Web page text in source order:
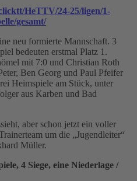
HeTTV/24-25/ligen/1-
gesamt/
neu formierte Mannschaft. 3
bedeuten erstmal Platz 1.
mit 7:0 und Christian Roth
Ben Georg und Paul Pfeifer
Heimspiele am Stück, unter
aus Karben und Bad
aber schon jetzt ein voller
um die „Jugendleiter“
Müller.
4 Siege, eine Niederlage /